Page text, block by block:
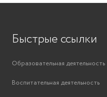
Быстрые ссылки
Образовательная деятельность
Воспитательная деятельность